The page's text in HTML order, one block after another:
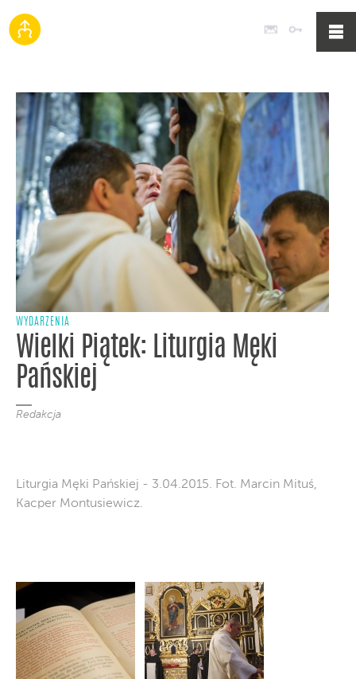
Poczta
WYDARZENIA
Wielki Piątek: Liturgia Męki
Pańskiej
Redakcja
Liturgia Męki Pańskiej - 3.04.2015. Fot. Marcin Mituś,
Kacper Montusiewicz.